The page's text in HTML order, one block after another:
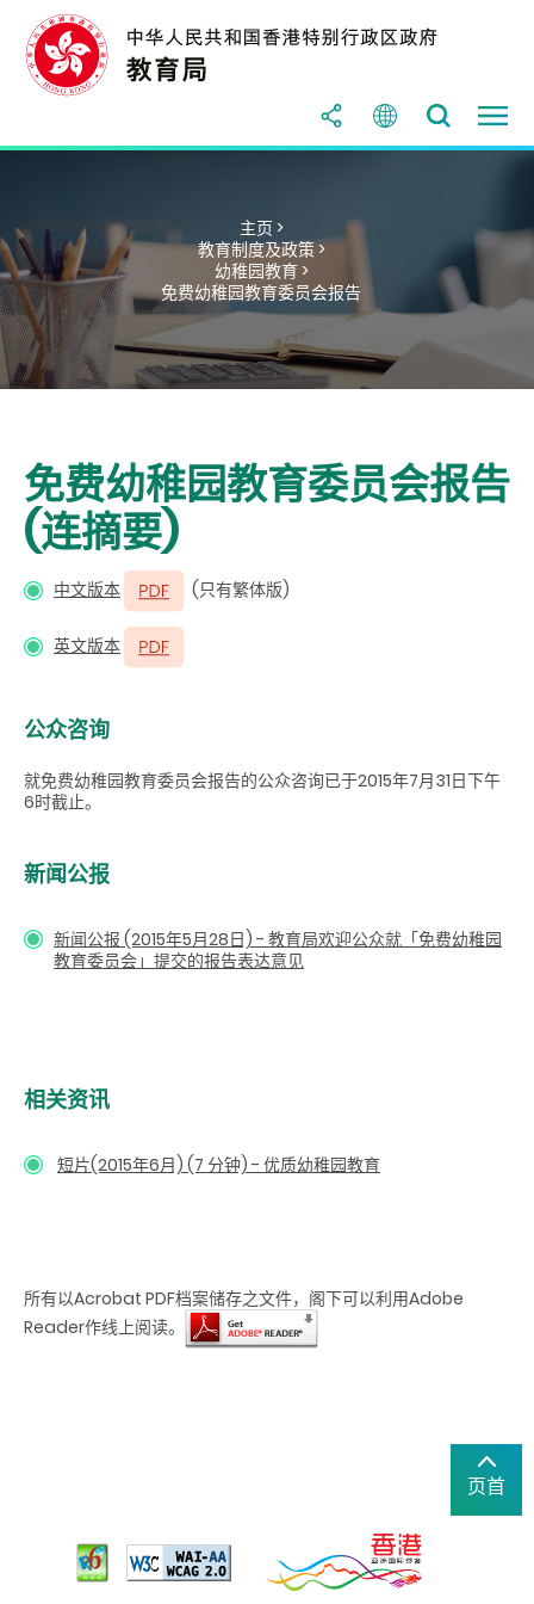
主页 >
教育制度及政策 >
幼稚园教育 >
免费幼稚园教育委员会报告
免费幼稚园教育委员会报告
(连摘要)
中文版本 (只有繁体版)
英文版本
公众咨询
就免费幼稚园教育委员会报告的公众咨询已于2015年7月31日下午
6时截止。
新闻公报
新闻公报 (2015年5月28日) - 教育局欢迎公众就「免费幼稚园
教育委员会」提交的报告表达意见
相关资讯
短片(2015年6月) (7 分钟) - 优质幼稚园教育
所有以Acrobat PDF档案储存之文件，阁下可以利用Adobe
Reader作线上阅读。
页首